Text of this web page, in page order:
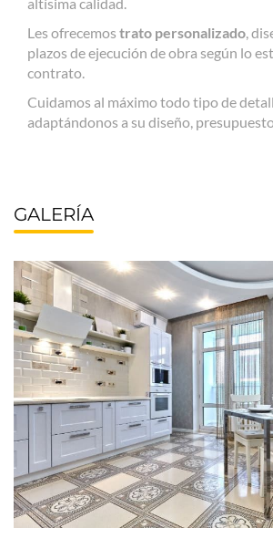
Les ofrecemos trato personalizado,
plazos de ejecución de obra según lo
contrato.
Cuidamos al máximo todo tipo de
adaptándonos a su diseño,
GALERÍA